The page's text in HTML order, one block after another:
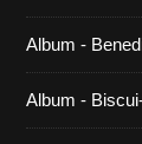
Album -
Album -